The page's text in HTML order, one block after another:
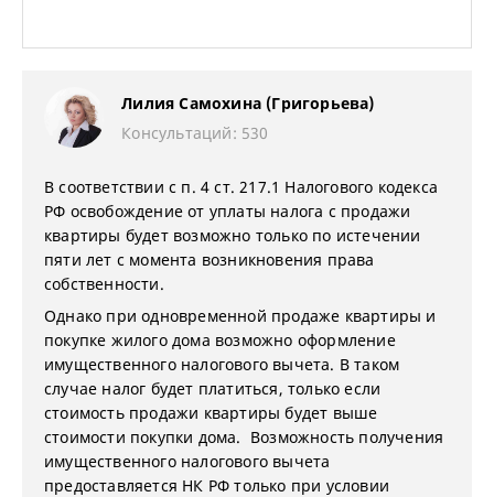
Лилия Самохина (Григорьева)
Консультаций: 530
В соответствии с п. 4 ст. 217.1 Налогового кодекса
РФ освобождение от уплаты налога с продажи
квартиры будет возможно только по истечении
пяти лет с момента возникновения права
собственности.
Однако при одновременной продаже квартиры и
покупке жилого дома возможно оформление
имущественного налогового вычета. В таком
случае налог будет платиться, только если
стоимость продажи квартиры будет выше
стоимости покупки дома. Возможность получения
имущественного налогового вычета
предоставляется НК РФ только при условии